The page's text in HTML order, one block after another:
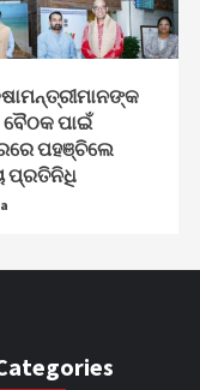
ପାଇଁ
ପହଞ୍ଚିଲେ
ପ୍ରତିନିଧି